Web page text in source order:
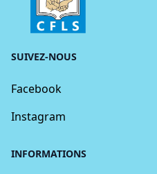
SUIVEZ-NOUS
Facebook
Instagram
INFORMATIONS